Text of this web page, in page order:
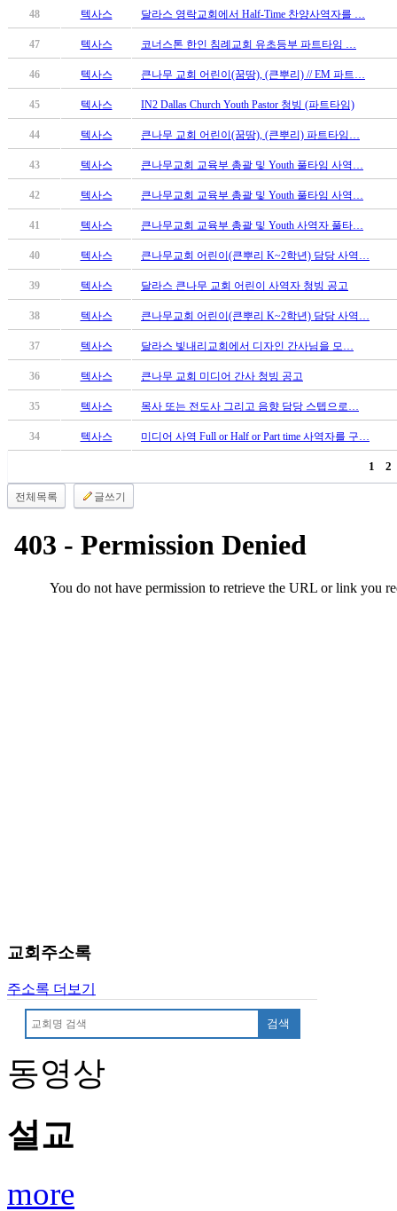
만
꼴
밍
넷
minky
체
안
브
국
소
야
즐
코
아
신
규
제
휴
트
48 텍사스 달라스 영락교회에서 Half-Time 찬양사역자를 …
47 텍사스 코너스톤 한인 침례교회 유초등부 파트타임 …
46 텍사스 큰나무 교회 어린이(꿈땅), (큰뿌리) // EM 파트…
45 텍사스 IN2 Dallas Church Youth Pastor 청빙 (파트타임)
44 텍사스 큰나무 교회 어린이(꿈땅), (큰뿌리) 파트타임…
43 텍사스 큰나무교회 교육부 총괄 및 Youth 풀타임 사역…
42 텍사스 큰나무교회 교육부 총괄 및 Youth 풀타임 사역…
41 텍사스 큰나무교회 교육부 총괄 및 Youth 사역자 풀타…
40 텍사스 큰나무교회 어린이(큰뿌리 K~2학년) 담당 사역…
39 텍사스 달라스 큰나무 교회 어린이 사역자 청빙 공고
38 텍사스 큰나무교회 어린이(큰뿌리 K~2학년) 담당 사역…
37 텍사스 달라스 빛내리교회에서 디자인 간사님을 모…
36 텍사스 큰나무 교회 미디어 간사 청빙 공고
35 텍사스 목사 또는 전도사 그리고 음향 담당 스텝으로…
34 텍사스 미디어 사역 Full or Half or Part time 사역자를 구…
1 2
전체목록 글쓰기
교회주소록
주소록 더보기
검색
동영상
설교
more